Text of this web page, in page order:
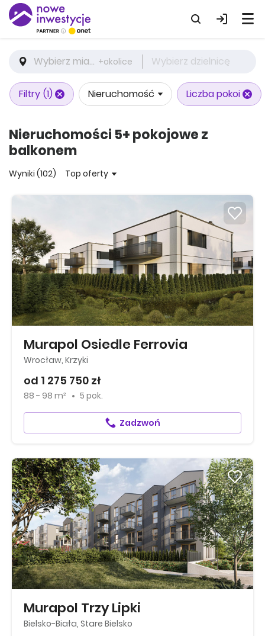
Wybierz miasto +okolice Wybierz dzielnicę
Filtry (1) Nieruchomość Liczba pokoi
Nieruchomości 5+ pokojowe z
balkonem
Wyniki (102) Top oferty
Murapol Osiedle Ferrovia
Wrocław, Krzyki
od 1 275 750 zł
88 - 98 m² 5 pok.
Zadzwoń
Murapol Trzy Lipki
Bielsko-Biała, Stare Bielsko